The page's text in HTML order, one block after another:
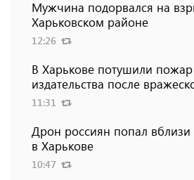
Мужчина подорвался на
Харьковском районе
12:26
В Харькове потушили пожар
издательства после
11:31
Дрон россиян попал вблизи
в Харькове
10:47